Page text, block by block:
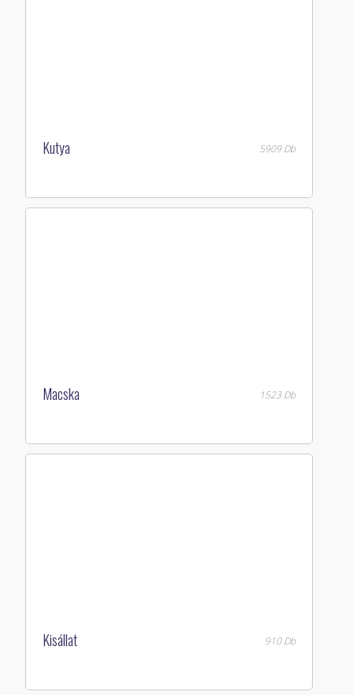
Kutya 5909 Db
Macska 1523 Db
Kisállat 910 Db